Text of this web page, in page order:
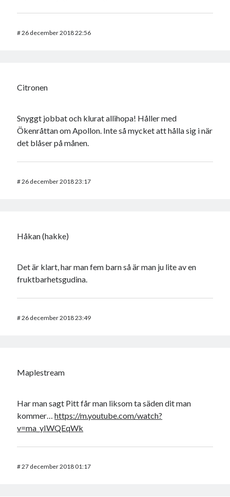
#26 december 2018 22:56
Citronen
Snyggt jobbat och klurat allihopa! Håller med
Ökenråttan om Apollon. Inte så mycket att hålla sig i när
det blåser på månen.
#26 december 2018 23:17
Håkan (hakke)
Det är klart, har man fem barn så är man ju lite av en
fruktbarhetsgudina.
#26 december 2018 23:49
Maplestream
Har man sagt Pitt får man liksom ta säden dit man
kommer…https://m.youtube.com/watch?
v=ma_yIWQEqWk
#27 december 2018 01:17